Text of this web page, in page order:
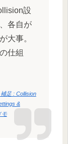
設
各自が
大事。
仕組
足 : Collision
&
モ